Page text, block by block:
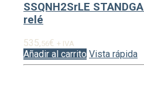
SSQNH2SrLE
relé
535,56€ + IVA
Añadir al carrito Vista rápida